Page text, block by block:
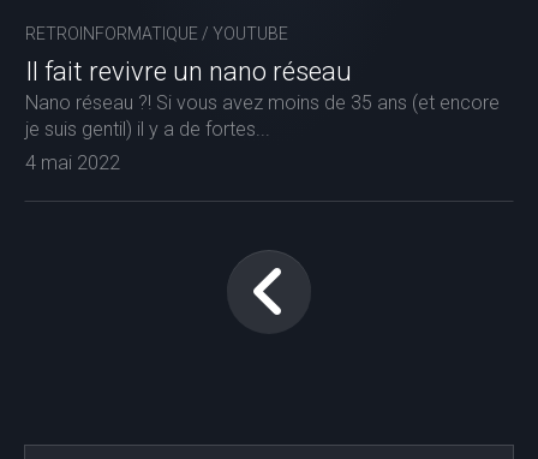
RETROINFORMATIQUE / YOUTUBE
Il fait revivre un nano réseau
Nano réseau ?! Si vous avez moins de 35 ans (et encore
je suis gentil) il y a de fortes...
4 mai 2022